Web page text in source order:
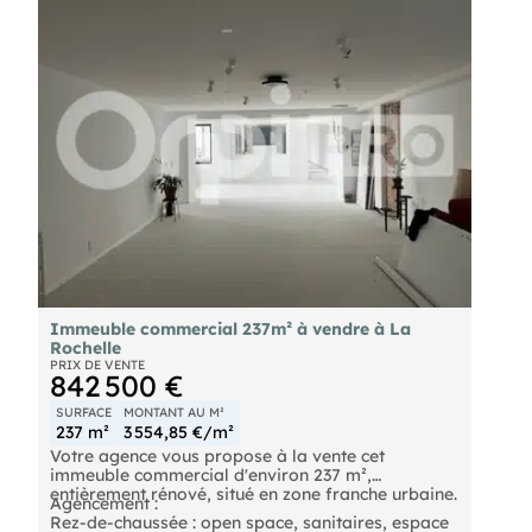
Immeuble commercial 237m² à vendre à La
Rochelle
PRIX DE VENTE
842 500 €
SURFACE
237 m²
MONTANT AU M²
3 554,85 €/m²
Votre agence vous propose à la vente cet
immeuble commercial d'environ 237 m²,
entièrement rénové, situé en zone franche urbaine.
Agencement :
Rez-de-chaussée : open space, sanitaires, espace